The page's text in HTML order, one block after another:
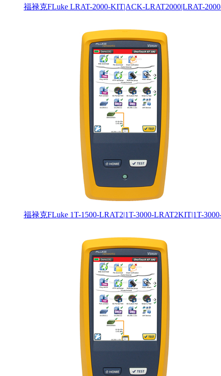
福禄克FLuke LRAT-2000-KIT|ACK-LRAT2000|LRAT-
福禄克FLuke 1T-1500-LRAT2|1T-3000-LRAT2KIT|1T-